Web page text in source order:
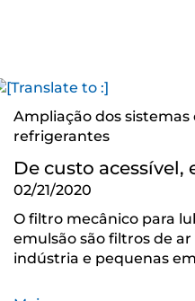
Ampliação dos
refrigerantes
De custo
02/21/2020
O filtro mecânico para
emulsão são filtros de
indústria e pequenas